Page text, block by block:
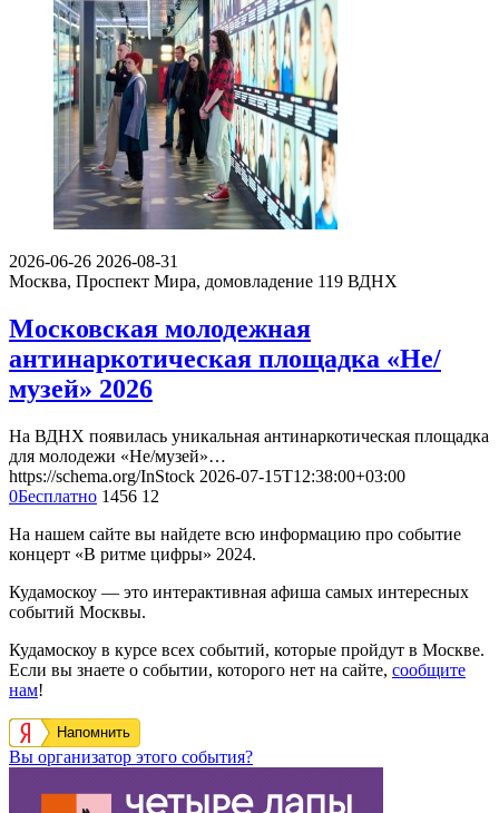
2026-06-26 2026-08-31
Москва, Проспект Мира, домовладение 119 ВДНХ
Московская молодежная
антинаркотическая площадка «Не/
музей» 2026
На ВДНХ появилась уникальная антинаркотическая площадка
для молодежи «Не/музей»…
https://schema.org/InStock 2026-07-15T12:38:00+03:00
0Бесплатно 1456 12
На нашем сайте вы найдете всю информацию про событие
концерт «В ритме цифры» 2024.
Кудамоскоу — это интерактивная афиша самых интересных
событий Москвы.
Кудамоскоу в курсе всех событий, которые пройдут в Москве.
Если вы знаете о событии, которого нет на сайте, сообщите
нам!
Напомнить
Вы организатор этого события?